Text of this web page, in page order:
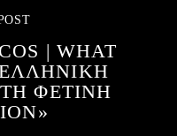
| WHAT
ΕΛΛΗΝΙΚΗ
ΦΕΤΙΝΗ